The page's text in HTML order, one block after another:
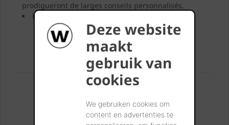
Deze website
maakt
gebruik van
cookies
We gebruiken cookies om
content en advertenties te
prodigueront de larges conseils personnalisés.
Emportez vos échantillons préférés.
VISITEZ NOS SHOWROOMS
Vous pouvez nous trouver:
Londerzeel
A12 - Koning Leopoldlaan 1